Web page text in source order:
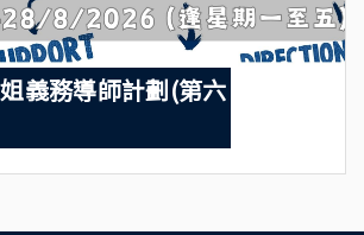
義務導師計劃(第六